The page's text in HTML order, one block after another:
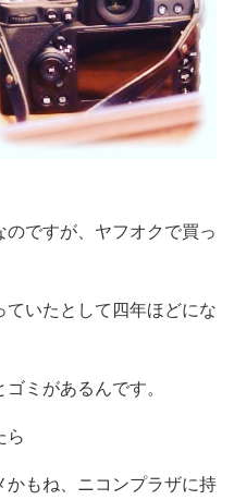
ですが、ヤフオクで買っ
いたとして四年ほどにな
ミがあるんです。
ら
かもね、ニコンプラザに持